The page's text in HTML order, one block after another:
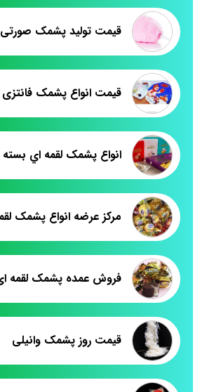
قیمت تولید پشمک صورتی
قیمت انواع پشمک فانتزی
قیمت روز پشمک وانیلی